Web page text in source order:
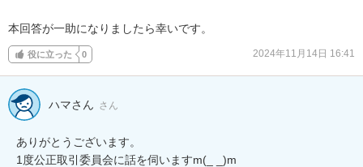
本回答が一助になりましたら幸いです。
役に立った 0 2024年11月14日 16:41
ハマさん さん
ありがとうございます。
1度公正取引委員会に話を伺いますm(_ _)m